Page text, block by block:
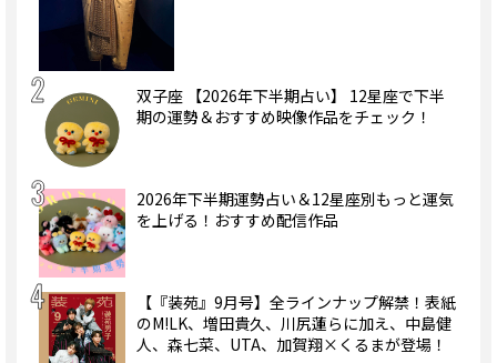
双子座 【2026年下半期占い】 12星座で下半
期の運勢＆おすすめ映像作品をチェック！
2026年下半期運勢占い＆12星座別もっと運気
を上げる！おすすめ配信作品
【『装苑』9月号】全ラインナップ解禁！表紙
のM!LK、増田貴久、川尻蓮らに加え、中島健
人、森七菜、UTA、加賀翔×くるまが登場！